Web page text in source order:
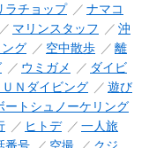
ラチョップ
ナマコ
マリンスタッフ
沖
グ 空中散歩
離
ウミガメ
ダイビ
ＵＮダイビング
遊び
ートシュノーケリング
ヒトデ
一人旅
番号 空撮
クジ